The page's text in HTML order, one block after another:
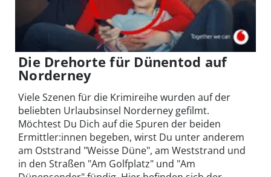
Die Drehorte für Dünentod auf
Norderney
Viele Szenen für die Krimireihe wurden auf der
beliebten Urlaubsinsel Norderney gefilmt.
Möchtest Du Dich auf die Spuren der beiden
Ermittler:innen begeben, wirst Du unter anderem
am Oststrand "Weisse Düne", am Weststrand und
in den Straßen "Am Golfplatz" und "Am